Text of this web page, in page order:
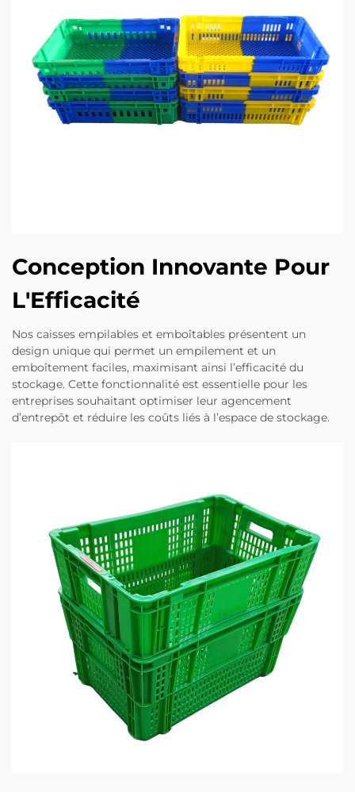
Conception Innovante Pour
L'Efficacité
Nos caisses empilables et emboîtables présentent un
design unique qui permet un empilement et un
emboîtement faciles, maximisant ainsi l’efficacité du
stockage. Cette fonctionnalité est essentielle pour les
entreprises souhaitant optimiser leur agencement
d’entrepôt et réduire les coûts liés à l’espace de stockage.